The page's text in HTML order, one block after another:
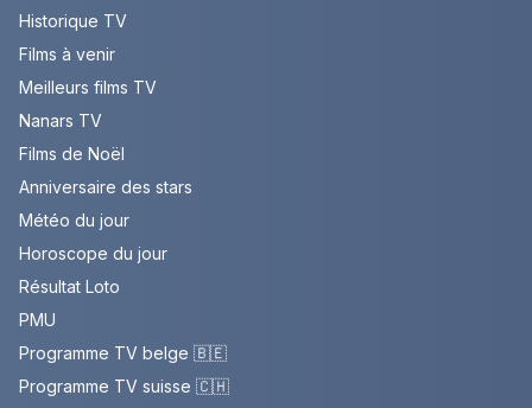
Historique TV
Films à venir
Meilleurs films TV
Nanars TV
Films de Noël
Anniversaire des stars
Météo du jour
Horoscope du jour
Résultat Loto
PMU
Programme TV belge 🇧🇪
Programme TV suisse 🇨🇭